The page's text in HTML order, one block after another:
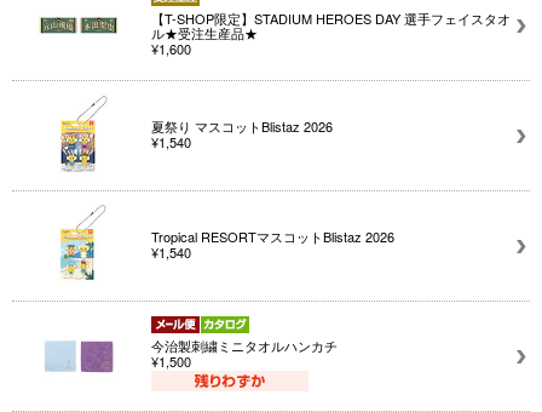
【T-SHOP限定】STADIUM HEROES DAY 選手フェイスタオ
ル★受注生産品★
¥1,600
夏祭り マスコットBlistaz 2026
¥1,540
Tropical RESORTマスコットBlistaz 2026
¥1,540
今治製刺繍ミニタオルハンカチ
¥1,500